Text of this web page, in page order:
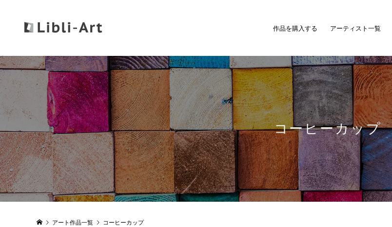
作品を購入する アーティスト一覧
コーヒーカップ
アート作品一覧 コーヒーカップ